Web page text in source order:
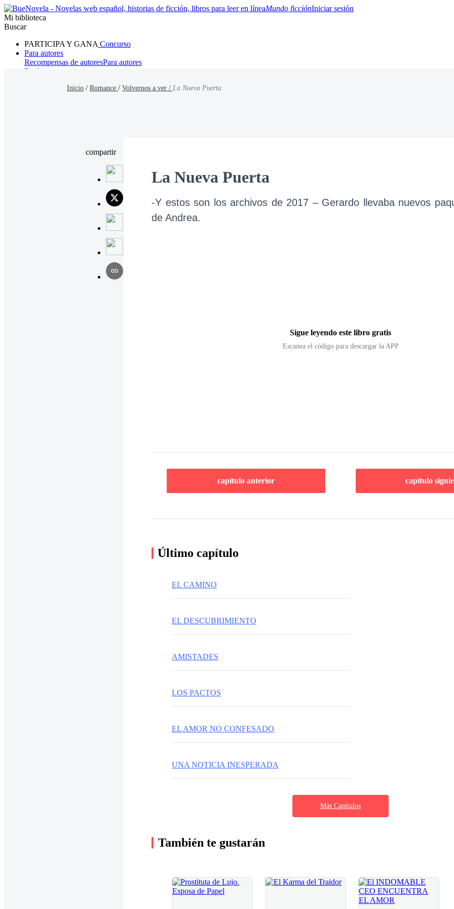
Mundo ficciónIniciar sesión
Mi biblioteca
Buscar
PARTICIPA Y GANA Concurso
Para autores
Recompensas de autoresPara autores
Ranking
Inicio / Romance / Volvernos a ver / La Nueva Puerta
compartir
La Nueva Puerta
-Y estos son los archivos de 2017 – Gerardo llevaba nuevos
de Andrea.
Sigue leyendo este libro gratis
Escanea el código para descargar la APP
capítulo anterior capítulo
Último capítulo
EL CAMINO
EL DESCUBRIMIENTO
AMISTADES
LOS PACTOS
EL AMOR NO CONFESADO
UNA NOTICIA INESPERADA
Más Capítulos
También te gustarán